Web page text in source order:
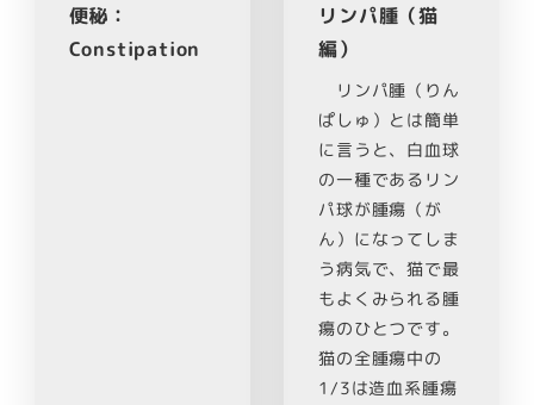
便秘：
Constipation
リンパ腫（猫
編）
リンパ腫（りん
ぱしゅ）とは簡単
に言うと、白血球
の一種であるリン
パ球が腫瘍（が
ん）になってしま
う病気で、猫で最
もよくみられる腫
瘍のひとつです。
猫の全腫瘍中の
1/3は造血系腫瘍